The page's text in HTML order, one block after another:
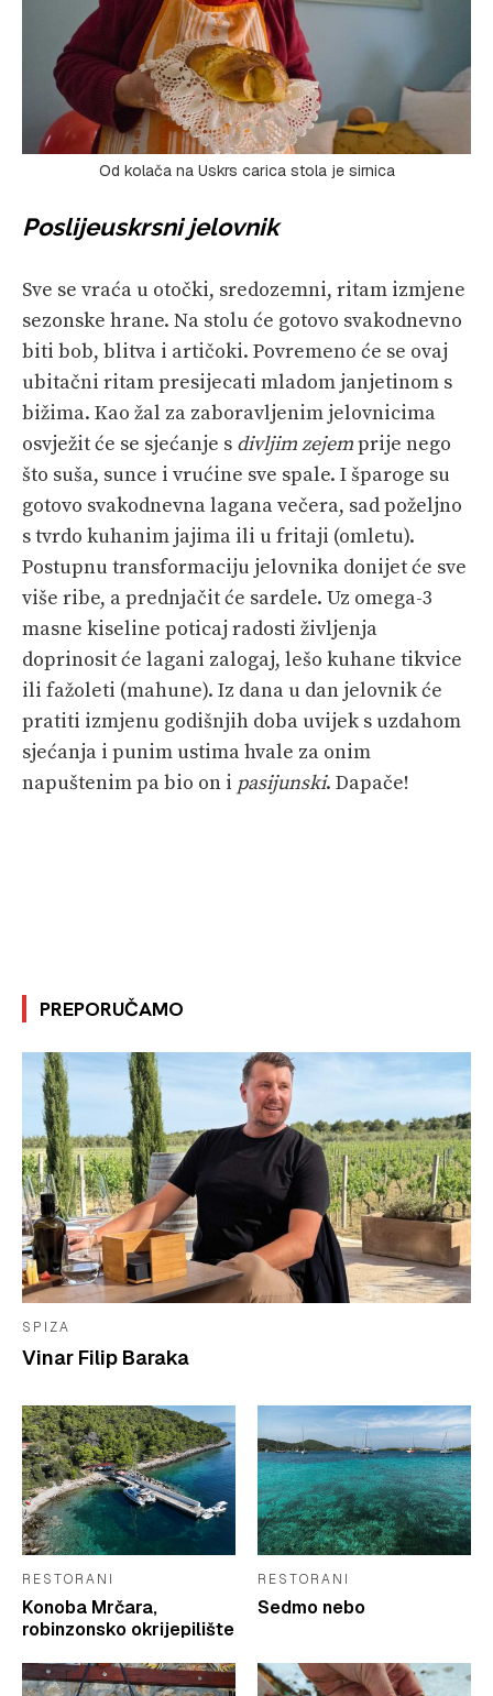
Od kolača na Uskrs carica stola je sirnica
Poslijeuskrsni jelovnik
Sve se vraća u otočki, sredozemni, ritam izmjene
sezonske hrane. Na stolu će gotovo svakodnevno
biti bob, blitva i artičoki. Povremeno će se ovaj
ubitačni ritam presijecati mladom janjetinom s
bižima. Kao žal za zaboravljenim jelovnicima
osvježit će se sjećanje s divljim zejemprije nego
što suša, sunce i vrućine sve spale. I šparoge su
gotovo svakodnevna lagana večera, sad poželjno
s tvrdo kuhanim jajima ili u fritaji (omletu).
Postupnu transformaciju jelovnika donijet će sve
više ribe, a prednjačit će sardele. Uz omega-3
masne kiseline poticaj radosti življenja
doprinosit će lagani zalogaj, lešo kuhane tikvice
ili fažoleti (mahune). Iz dana u dan jelovnik će
pratiti izmjenu godišnjih doba uvijek s uzdahom
sjećanja i punim ustima hvale za onim
napuštenim pa bio on i pasijunski. Dapače!
PREPORUČAMO
SPIZA
Vinar Filip Baraka
RESTORANI
Konoba Mrčara,
robinzonsko okrijepilište
RESTORANI
Sedmo nebo